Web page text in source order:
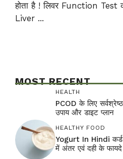
होता है ! लिवर Function Test
Liver ...
MOST RECENT
HEALTH
PCOD के लिए
उपाय और डाइट प्लान
HEALTHY FOOD
Yogurt In Hindi कर्ड
में अंतर एवं दही के फायदे